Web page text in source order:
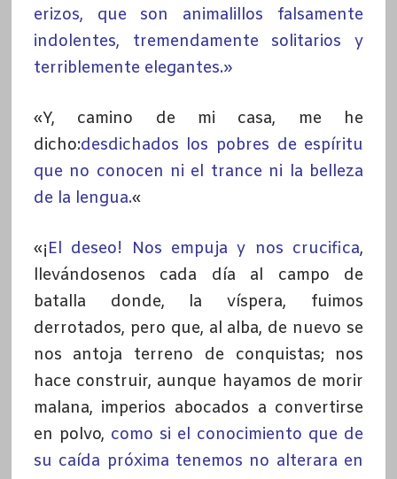
erizos, que son animalillos falsamente
indolentes, tremendamente solitarios y
terriblemente elegantes.»
«Y, camino de mi casa, me he
dicho:desdichados los pobres de espíritu
que no conocen ni el trance ni la belleza
de la lengua.«
«¡El deseo! Nos empuja y nos crucifica,
llevándosenos cada día al campo de
batalla donde, la víspera, fuimos
derrotados, pero que, al alba, de nuevo se
nos antoja terreno de conquistas; nos
hace construir, aunque hayamos de morir
malana, imperios abocados a convertirse
en polvo, como si el conocimiento que de
su caída próxima tenemos no alterara en